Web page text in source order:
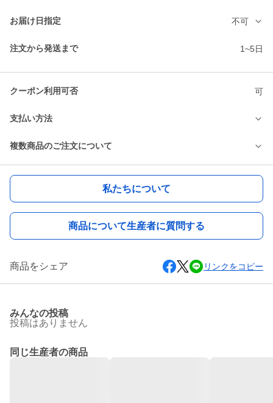
お届け日指定 不可
注文から発送まで 1~5日
クーポン利用可否 可
支払い方法
複数商品のご注文について
私たちについて
商品について生産者に質問する
商品をシェア リンクをコピー
みんなの投稿
投稿はありません
同じ生産者の商品